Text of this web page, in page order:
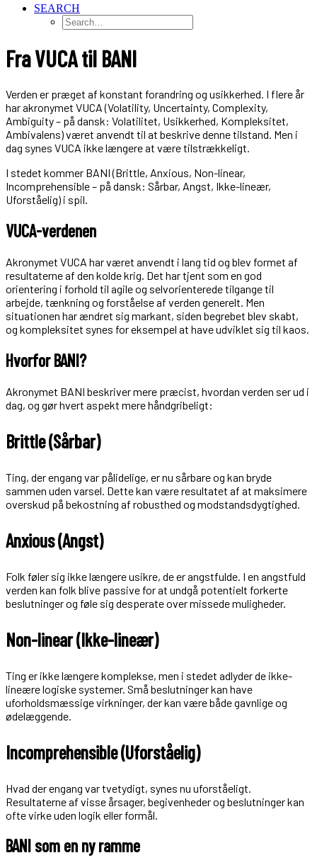
SEARCH
Fra VUCA til BANI
Verden er præget af konstant forandring og usikkerhed. I flere år
har akronymet VUCA (Volatility, Uncertainty, Complexity,
Ambiguity – på dansk: Volatilitet, Usikkerhed, Kompleksitet,
Ambivalens) været anvendt til at beskrive denne tilstand. Men i
dag synes VUCA ikke længere at være tilstrækkeligt.
I stedet kommer BANI (Brittle, Anxious, Non-linear,
Incomprehensible – på dansk: Sårbar, Angst, Ikke-lineær,
Uforståelig) i spil.
VUCA-verdenen
Akronymet VUCA har været anvendt i lang tid og blev formet af
resultaterne af den kolde krig. Det har tjent som en god
orientering i forhold til agile og selvorienterede tilgange til
arbejde, tænkning og forståelse af verden generelt. Men
situationen har ændret sig markant, siden begrebet blev skabt,
og kompleksitet synes for eksempel at have udviklet sig til kaos.
Hvorfor BANI?
Akronymet BANI beskriver mere præcist, hvordan verden ser ud i
dag, og gør hvert aspekt mere håndgribeligt:
Brittle (Sårbar)
Ting, der engang var pålidelige, er nu sårbare og kan bryde
sammen uden varsel. Dette kan være resultatet af at maksimere
overskud på bekostning af robusthed og modstandsdygtighed.
Anxious (Angst)
Folk føler sig ikke længere usikre, de er angstfulde. I en angstfuld
verden kan folk blive passive for at undgå potentielt forkerte
beslutninger og føle sig desperate over missede muligheder.
Non-linear (Ikke-lineær)
Ting er ikke længere komplekse, men i stedet adlyder de ikke-
lineære logiske systemer. Små beslutninger kan have
uforholdsmæssige virkninger, der kan være både gavnlige og
ødelæggende.
Incomprehensible (Uforståelig)
Hvad der engang var tvetydigt, synes nu uforståeligt.
Resultaterne af visse årsager, begivenheder og beslutninger kan
ofte virke uden logik eller formål.
BANI som en ny ramme